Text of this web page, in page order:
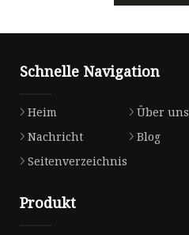
Schnelle Navigation
Heim Über uns
Nachricht
Blog
Seitenverzeichnis
Produkt